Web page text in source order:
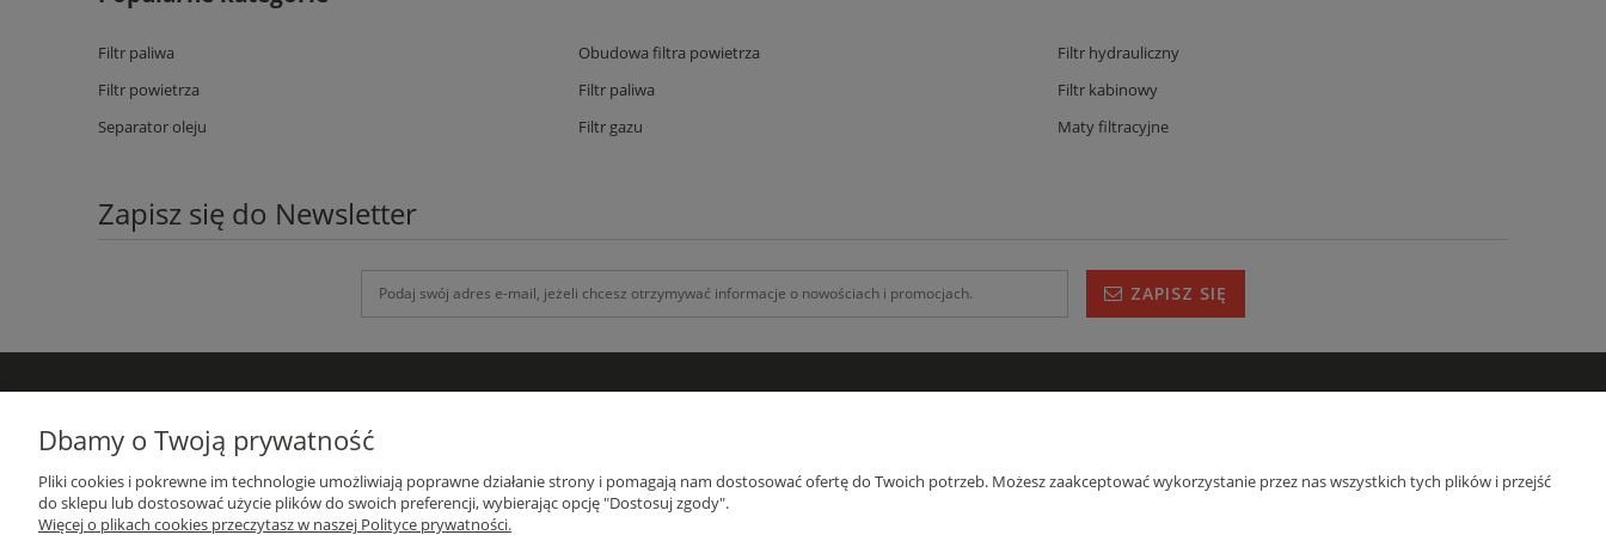
Filtr paliwa
Filtr powietrza
Separator oleju
Obudowa filtra powietrza
Filtr paliwa
Filtr gazu
Filtr hydrauliczny
Filtr kabinowy
Maty filtracyjne
Zapisz się do Newsletter
ZAPISZ SIĘ
GRUPA-ATH
ul. Targowa 1A/4, 19-300 Ełk
woj. warmińsko-mazurskie
Zamówienia specjalne
Koszty Dostawy , Formy płatności
Blog
Dbamy o Twoją prywatność
Pliki cookies i pokrewne im technologie umożliwiają poprawne działanie strony i pomagają nam dostosować ofertę do Twoich potrzeb. Możesz zaakceptować wykorzystanie przez nas wszystkich tych plików i przejść
do sklepu lub dostosować użycie plików do swoich preferencji, wybierając opcję "Dostosuj zgody".
Więcej o plikach cookies przeczytasz w naszej Polityce prywatności.